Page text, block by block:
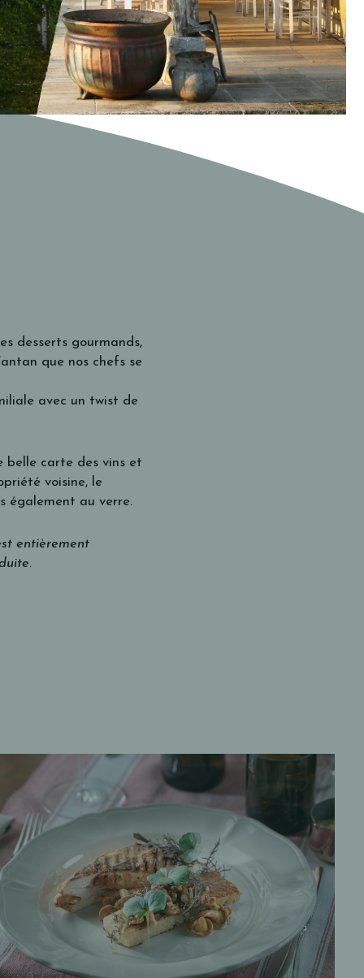
desserts gourmands,
que nos chefs se
avec un twist de
belle carte des vins et
voisine, le
également au verre.
entièrement